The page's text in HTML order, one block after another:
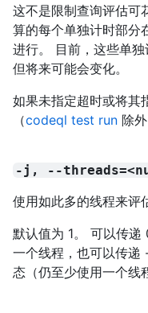
这不是限制查询评估可
算的每个单独计时部分
进行。 目前，这些单独
但将来可能会变化。
如果未指定超时或将其
（codeql test run 除
-j, --
使用如此多的线程来评
默认值为 1。 可以传
一个线程，也可以传递
态（仍至少使用一个线